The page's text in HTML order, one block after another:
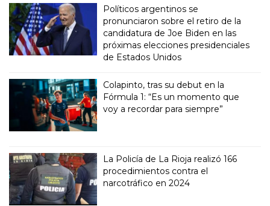
Políticos argentinos se
pronunciaron sobre el retiro de la
candidatura de Joe Biden en las
próximas elecciones presidenciales
de Estados Unidos
Colapinto, tras su debut en la
Fórmula 1: “Es un momento que
voy a recordar para siempre”
La Policía de La Rioja realizó 166
procedimientos contra el
narcotráfico en 2024